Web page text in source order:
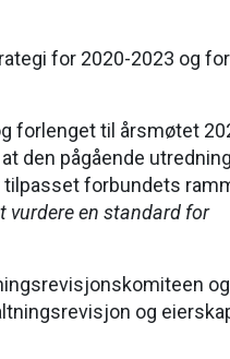
for 2020-2023 og
forlenget til årsmøtet
den pågående
forbundets
vurdere en standard for
og
og